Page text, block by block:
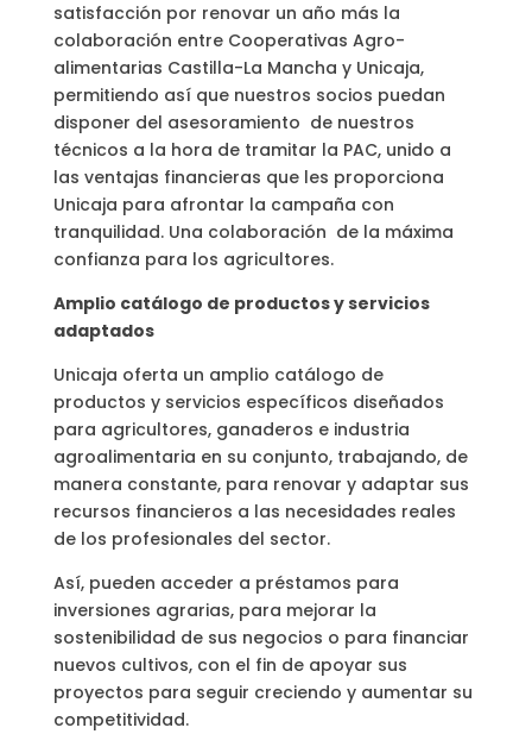
satisfacción por renovar un año más la
colaboración entre Cooperativas Agro-
alimentarias Castilla-La Mancha y Unicaja,
permitiendo así que nuestros socios puedan
disponer del asesoramiento de nuestros
técnicos a la hora de tramitar la PAC, unido a
las ventajas financieras que les proporciona
Unicaja para afrontar la campaña con
tranquilidad. Una colaboración de la máxima
confianza para los agricultores.
Amplio catálogo de productos y servicios
adaptados
Unicaja oferta un amplio catálogo de
productos y servicios específicos diseñados
para agricultores, ganaderos e industria
agroalimentaria en su conjunto, trabajando, de
manera constante, para renovar y adaptar sus
recursos financieros a las necesidades reales
de los profesionales del sector.
Así, pueden acceder a préstamos para
inversiones agrarias, para mejorar la
sostenibilidad de sus negocios o para financiar
nuevos cultivos, con el fin de apoyar sus
proyectos para seguir creciendo y aumentar su
competitividad.